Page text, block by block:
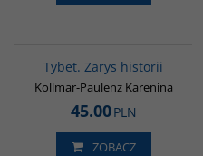
Tybet. Zarys historii
Kollmar-Paulenz Karenina
45.00PLN
ZOBACZ